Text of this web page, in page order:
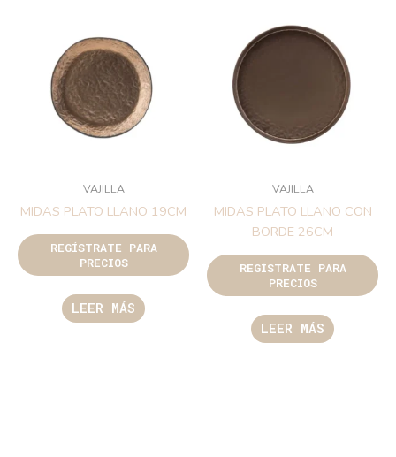
VAJILLA
MIDAS PLATO LLANO 19CM
REGÍSTRATE PARA
PRECIOS
LEER MÁS
VAJILLA
MIDAS PLATO LLANO CON
BORDE 26CM
REGÍSTRATE PARA
PRECIOS
LEER MÁS